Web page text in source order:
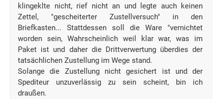
klingeklte nicht, rief nicht an und legte auch keinen
Zettel, "gescheiterter Zustellversuch" in den
Briefkasten... Stattdessen soll die Ware "vernichtet
worden sein, Wahrscheinlich weil klar war, was im
Paket ist und daher die Drittverwertung überdies der
tatsächlichen Zustellung im Wege stand.
Solange die Zustellung nicht gesichert ist und der
Spediteur unzuverlässig zu sein scheint, bin ich
draußen.